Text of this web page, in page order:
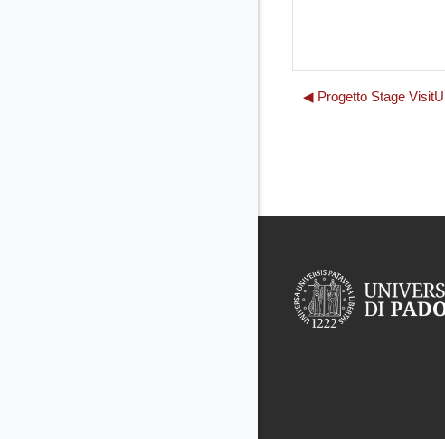
◀︎ Progetto Stage